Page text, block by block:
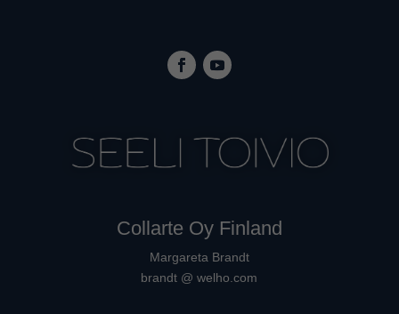
Collarte Oy Finland
Margareta Brandt
brandt @ welho.com